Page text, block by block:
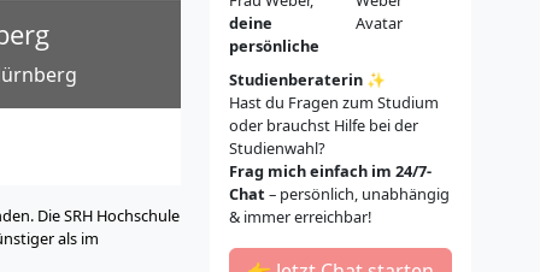
Die SRH Hochschule
als im
deine
persönliche
Studienberaterin ✨
Hast du Fragen zum Studium
oder brauchst Hilfe bei der
Studienwahl?
Frag mich einfach im 24/7-
Chat – persönlich, unabhängig
& immer erreichbar!